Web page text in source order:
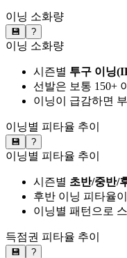
이닝 소화량
💾 ?
이닝 소화량
시즌별 투구 이닝
선발은 보통 150+
이닝이 급감하면
이닝별 피타율 추이
💾 ?
이닝별 피타율 추이
시즌별 초반/중반/
후반 이닝 피타율
이닝별 패턴으로
득점권 피타율 추이
💾 ?